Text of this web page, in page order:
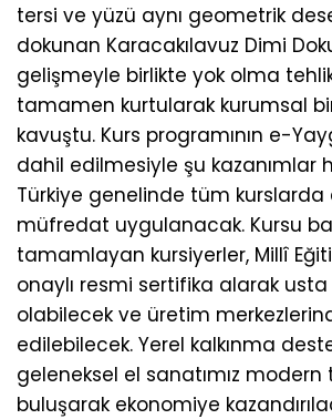
tersi ve yüzü aynı geometrik
dokunan Karacakılavuz Dimi
gelişmeyle birlikte yok olma
tamamen kurtularak kurumsal
kavuştu. Kurs programının e-
dahil edilmesiyle şu kazanımlar
Türkiye genelinde tüm kurslarda
müfredat uygulanacak. Kursu
tamamlayan kursiyerler, Millî
onaylı resmi sertifika alarak
olabilecek ve üretim
edilebilecek. Yerel kalkınma
geleneksel el sanatımız modern
buluşarak ekonomiye